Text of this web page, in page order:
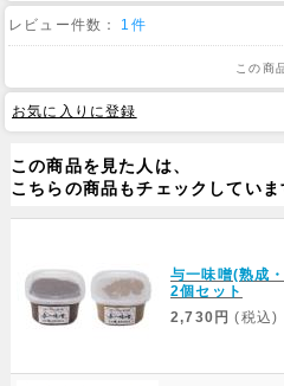
レビュー件数： 1件
この商
お気に入りに登録
この商品を見た人は、
こちらの商品もチェックしていま
与一味噌(熟成
2個セット
2,730円 (税込)